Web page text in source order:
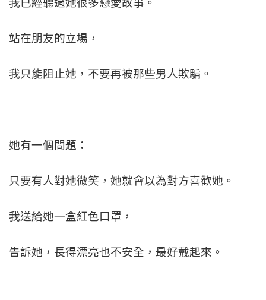
站在朋友的立場，
我只能阻止她， 不要再被那些男人欺騙。
她有一個問題：
只要有人對她微笑， 她就會以為對方喜歡她。
我送給她一盒紅色口罩，
告訴她，長得漂亮也不安全，最好戴起來。